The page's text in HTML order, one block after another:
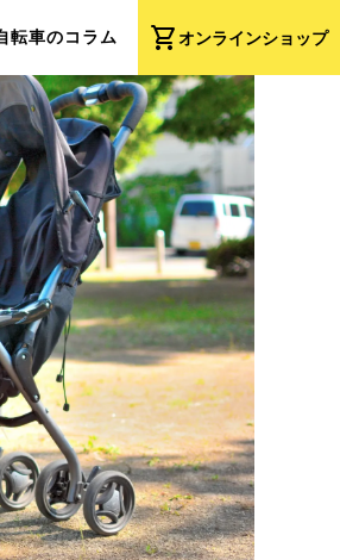
shopping_cartオンラインショップ
転車のコラム